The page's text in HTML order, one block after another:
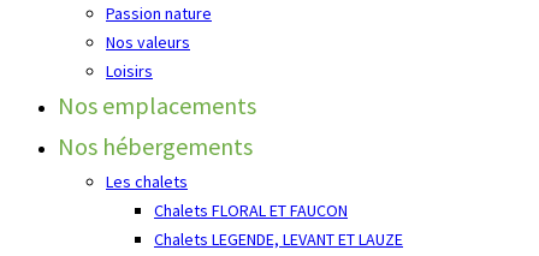
Passion nature
Nos valeurs
Loisirs
Nos emplacements
Nos hébergements
Les chalets
Chalets FLORAL ET FAUCON
Chalets LEGENDE, LEVANT ET LAUZE